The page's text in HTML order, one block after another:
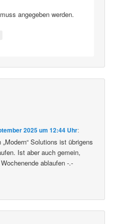
angegeben werden.
2025 um 12:44 Uhr:
Solutions ist übrigens
Ist aber auch gemein,
ablaufen -.-